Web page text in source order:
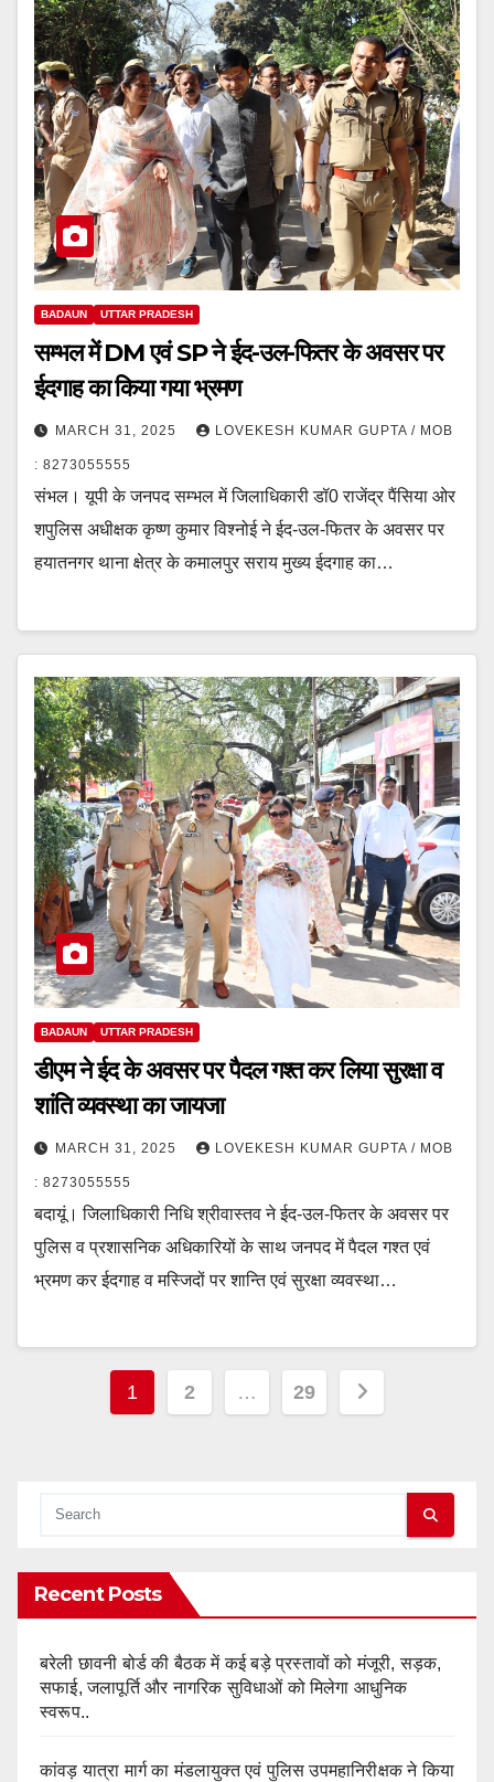
BADAUN UTTAR PRADESH
सम्भल में DM एवं SP ने ईद-उल-फितर के अवसर पर
ईदगाह का किया गया भ्रमण
MARCH 31, 2025 LOVEKESH KUMAR GUPTA / MOB
: 8273055555
संभल। यूपी के जनपद सम्भल में जिलाधिकारी डॉ0 राजेंद्र पैंसिया ओर
शपुलिस अधीक्षक कृष्ण कुमार विश्नोई ने ईद-उल-फितर के अवसर पर
हयातनगर थाना क्षेत्र के कमालपुर सराय मुख्य ईदगाह का…
BADAUN UTTAR PRADESH
डीएम ने ईद के अवसर पर पैदल गश्त कर लिया सुरक्षा व
शांति व्यवस्था का जायजा
MARCH 31, 2025 LOVEKESH KUMAR GUPTA / MOB
: 8273055555
बदायूं। जिलाधिकारी निधि श्रीवास्तव ने ईद-उल-फितर के अवसर पर
पुलिस व प्रशासनिक अधिकारियों के साथ जनपद में पैदल गश्त एवं
भ्रमण कर ईदगाह व मस्जिदों पर शान्ति एवं सुरक्षा व्यवस्था…
Posts
1 2 … 29
Recent Posts
बरेली छावनी बोर्ड की बैठक में कई बड़े प्रस्तावों को मंजूरी, सड़क,
सफाई, जलापूर्ति और नागरिक सुविधाओं को मिलेगा आधुनिक
स्वरूप..
कांवड़ यात्रा मार्ग का मंडलायुक्त एवं पुलिस उपमहानिरीक्षक ने किया